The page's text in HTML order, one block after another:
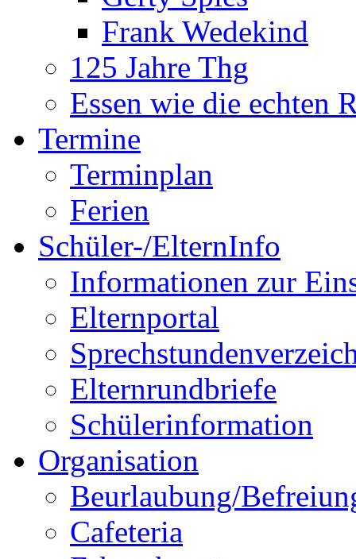
Frank Wedekind
125 Jahre Thg
Essen wie die echten
Termine
Terminplan
Ferien
Schüler-/ElternInfo
Informationen zur
Elternportal
Elternrundbriefe
Schülerinformation
Organisation
Beurlaubung/
Cafeteria